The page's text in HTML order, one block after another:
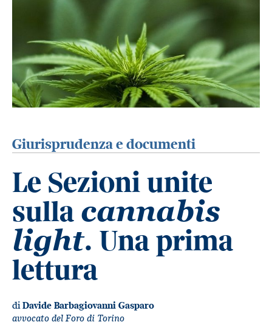
Giurisprudenza e documenti
Le Sezioni unite
sulla cannabis
light. Una prima
lettura
diDavide Barbagiovanni Gasparo
avvocato del Foro di Torino